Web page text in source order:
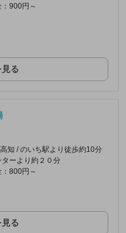
：900円～
る
知 / のいち駅より徒歩約10分
ーより約２０分
：800円～
る